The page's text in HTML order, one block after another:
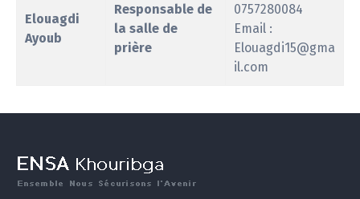
Elouagdi
Ayoub
Responsable de
la salle de
prière
0757280084
Email :
Elouagdi15@gma
il.com